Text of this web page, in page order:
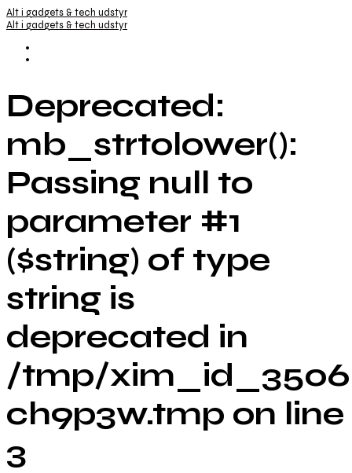
Alt i gadgets & tech udstyr
Alt i gadgets & tech udstyr
Deprecated:
mb_strtolower():
Passing null to
parameter #1
($string) of type
string is
deprecated in
/tmp/
ch9p3w.tmp on line
3